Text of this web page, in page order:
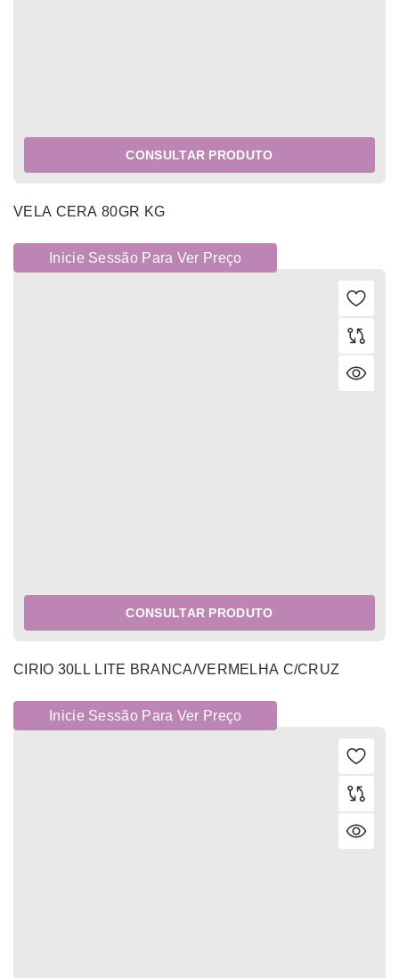
CONSULTAR PRODUTO
VELA CERA 80GR KG
Inicie Sessão Para Ver Preço
CONSULTAR PRODUTO
CIRIO 30LL LITE BRANCA/VERMELHA C/CRUZ
Inicie Sessão Para Ver Preço